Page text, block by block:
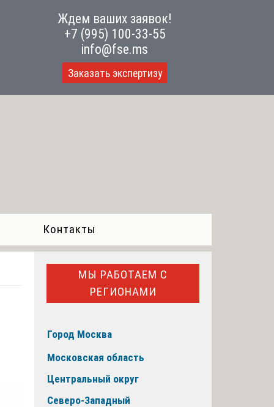
Ждем ваших заявок!
+7 (995) 100-33-55
info@fse.ms
Заказать экспертизу
Контакты
МЫ РАБОТАЕМ С
РЕГИОНАМИ
Город Москва
Московская область
Центральный округ
Северо-Западный